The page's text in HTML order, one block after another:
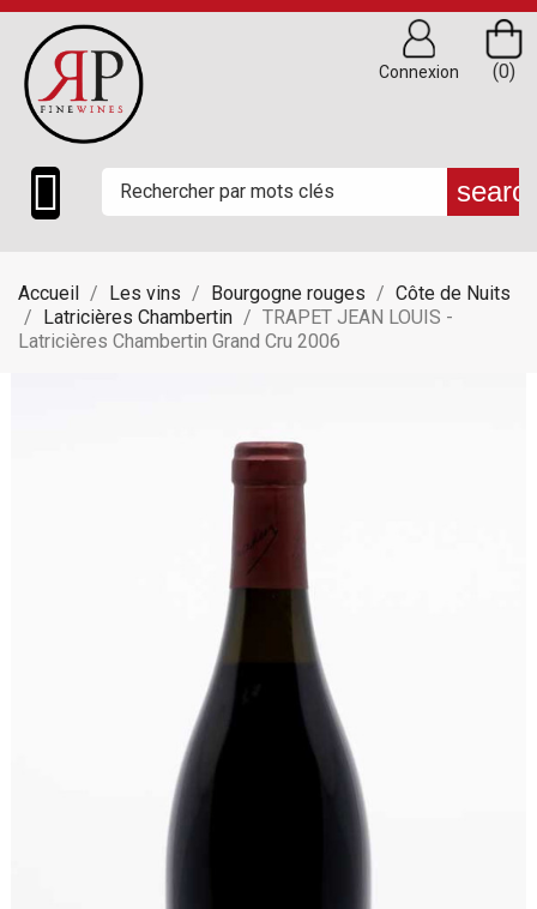

(0)
Connexion
Accueil Les vins Bourgogne rouges
Côte de Nuits
Latricières Chambertin
TRAPET JEAN LOUIS -
Latricières Chambertin Grand Cru 2006